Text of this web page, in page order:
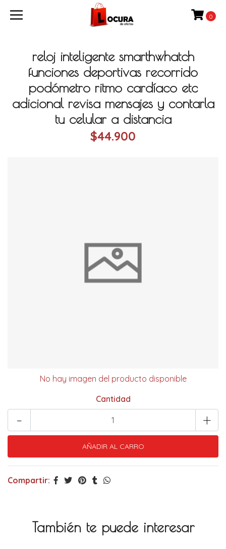
0
reloj inteligente smarthwhatch
funciones deportivas recorrido
podómetro ritmo cardíaco etc
adicional revisa mensajes y contarla
tu celular a distancia
$44.900
No hay imagen del producto disponible
Cantidad
+
-
Compartir:
También te puede interesar